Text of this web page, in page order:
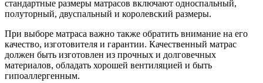
стандартные размеры матрасов включают односпальный,
полуторный, двуспальный и королевский размеры.
При выборе матраса важно также обратить внимание на его
качество, изготовителя и гарантии. Качественный матрас
должен быть изготовлен из прочных и долговечных
материалов, обладать хорошей вентиляцией и быть
гипоаллергенным.